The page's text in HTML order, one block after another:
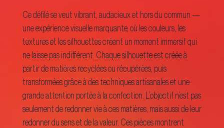
Ce défilé se veut vibrant, audacieux et hors du commun —
une expérience visuelle marquante, où les couleurs, les
textures et les silhouettes créent un moment immersif qui
ne laisse pas indifférent. Chaque silhouette est créée à
partir de matières recyclées ou récupérées, puis
transformées grâce à des techniques artisanales et une
grande attention portée à la confection. L’objectif n’est pas
seulement de redonner vie à ces matières, mais aussi de leur
redonner du sens et de la valeur. Ces pièces montrent